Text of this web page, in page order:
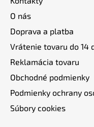
O nás
Doprava a platba
Vrátenie tovaru do 14
Reklamácia tovaru
Obchodné podmienky
Podmienky ochrany
Súbory cookies